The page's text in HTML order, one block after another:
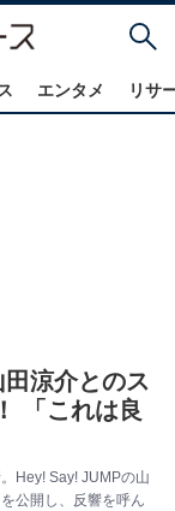
エンタメ リサ
涼介とのス
「これは良
Hey! Say! JUMPの山
公開し、反響を呼ん